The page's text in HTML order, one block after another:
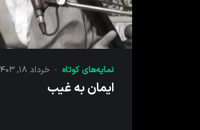
نمایه‌های کوتاه خرداد ۱۸, ۱۴۰۳
ایمان به غیب